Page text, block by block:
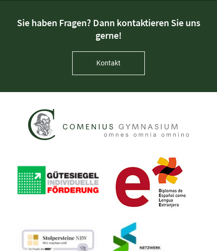
Sie haben Fragen? Dann kontaktieren Sie uns
gerne!
Kontakt